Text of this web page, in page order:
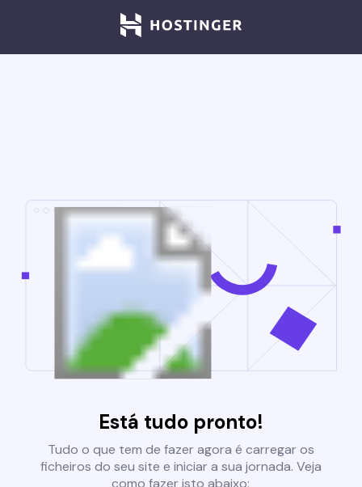
Está tudo pronto!
Tudo o que tem de fazer agora é carregar os
ficheiros do seu site e iniciar a sua jornada. Veja
como fazer isto abaixo: